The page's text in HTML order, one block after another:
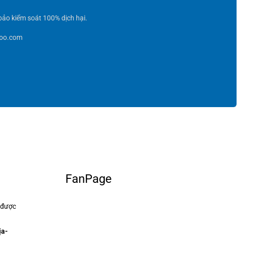
kiểm soát 100% dịch hại.
được
FanPage